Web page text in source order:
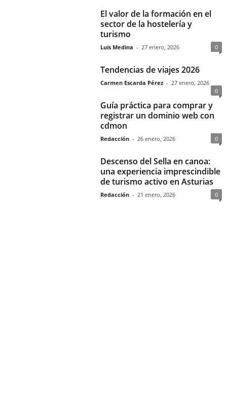
El valor de la formación en el
sector de la hostelería y
turismo
Luis Medina - 27 enero, 2026 0
Tendencias de viajes 2026
Carmen Escarda Pérez - 27 enero, 2026
0
Guía práctica para comprar y
registrar un dominio web con
cdmon
Redacción - 26 enero, 2026 0
Descenso del Sella en canoa:
una experiencia imprescindible
de turismo activo en Asturias
Redacción - 21 enero, 2026 0